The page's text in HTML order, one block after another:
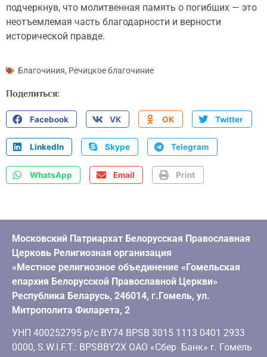
подчеркнув, что молитвенная память о погибших — это
неотъемлемая часть благодарности и верности
исторической правде.
Благочиния, Речицкое благочиние
Поделиться:
Facebook VK OK Twitter
LinkedIn Skype Telegram
WhatsApp Email Print
Московский Патриархат Белорусская Православная
Церковь Религиозная организация
«Местное религиозное объединение «Гомельская
епархия Белорусской Православной Церкви»
Республика Беларусь, 246014, г.Гомель, ул.
Митрополита Филарета, 2
УНП 400252795 р/с BY74 BPSB 3015 1113 0401 2933
0000, S.W.I.F.T.: BPSBBY2X ОАО «Сбер Банк» г. Гомель